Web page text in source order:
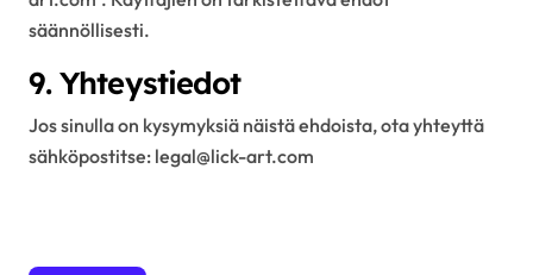
säännöllisesti.
9. Yhteystiedot
Jos sinulla on kysymyksiä näistä ehdoista, ota yhteyttä
sähköpostitse: legal@lick-art.com